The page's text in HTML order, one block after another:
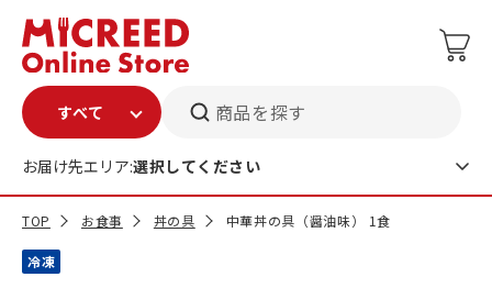
商品を探す
お届け先エリア:選択してください
TOP お食事 丼の具 中華丼の具（醤油味） 1食
冷凍